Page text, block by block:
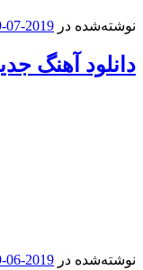
نوشته‌شده در 2019-07-15
دانلود آهنگ
نوشته‌شده در 2019-06-13